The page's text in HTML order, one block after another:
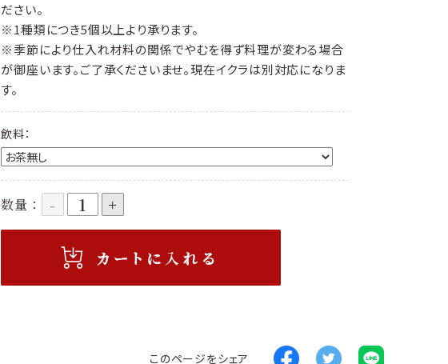
ださい。
※1種類につき5個以上より承ります。
※季節により仕入れ材料の関係でやむを得ず料理が変わる場合
が御座います。ご了承くださいませ。現在イクラは別対応になりま
す。
飲料：
数量： - +
このページをシェア